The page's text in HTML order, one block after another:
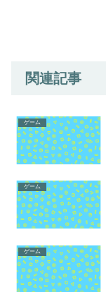
関連記事
ゲーム
ゲーム
ゲーム